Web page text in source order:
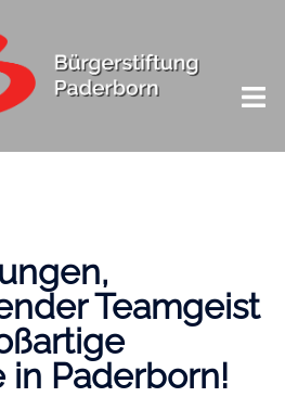
Teamgeist
in Paderborn!